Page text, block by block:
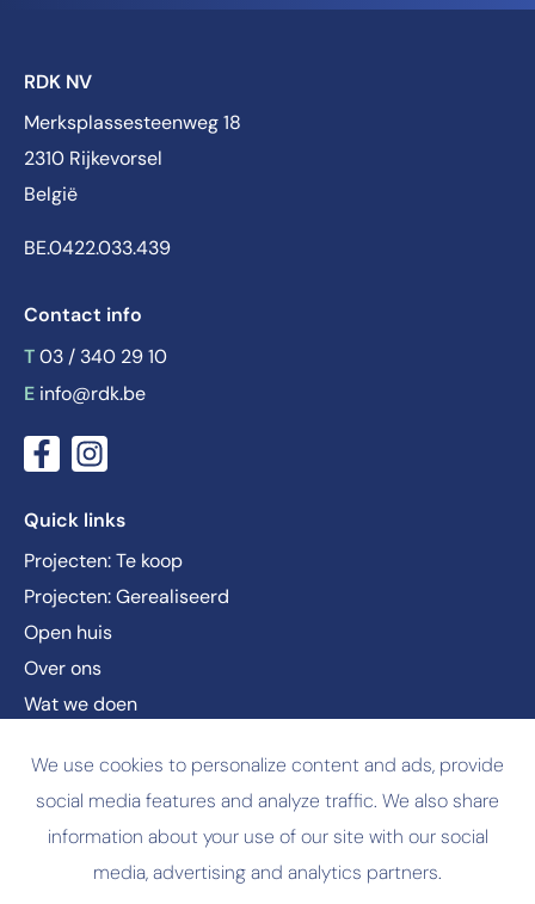
RDK NV
Merksplassesteenweg 18
2310 Rijkevorsel
België
BE.0422.033.439
Contact info
T 03 / 340 29 10
E info@rdk.be
Quick links
Projecten: Te koop
Projecten: Gerealiseerd
Open huis
Over ons
Wat we doen
Vacatures
Contact
We use cookies to personalize content and ads, provide
social media features and analyze traffic. We also share
information about your use of our site with our social
media, advertising and analytics partners.